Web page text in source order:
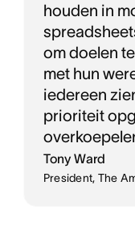
houden in
om doelen
met hun
iedereen
prioriteit
Tony Ward
President, The